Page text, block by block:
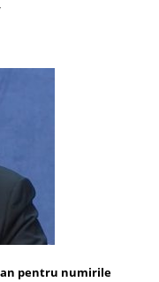
pentru numirile